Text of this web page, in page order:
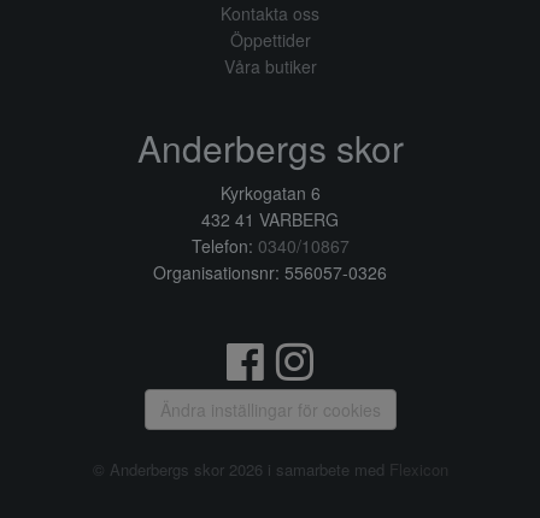
Kontakta oss
Öppettider
Våra butiker
Anderbergs skor
Kyrkogatan 6
432 41 VARBERG
Telefon: 0340/10867
Organisationsnr: 556057-0326
Ändra inställingar för cookies
© Anderbergs skor 2026 i samarbete med Flexicon